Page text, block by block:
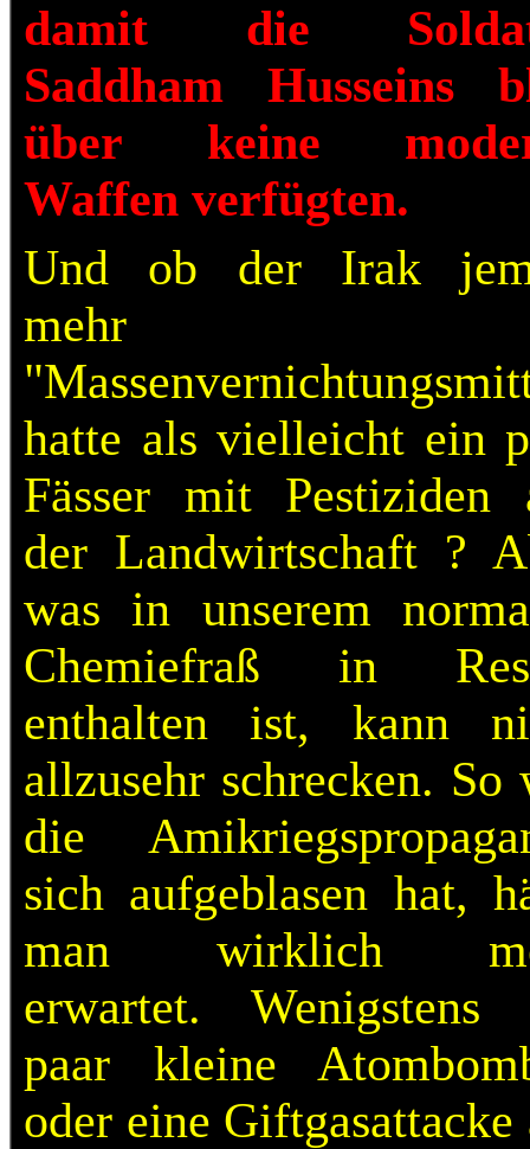
damit die
Saddham Husseins
über keine
Waffen verfügten.
Und ob der Irak
mehr
hatte als vielleicht ein
Fässer mit Pestiziden
der Landwirtschaft ?
was in unserem
Chemiefraß in
enthalten ist, kann
allzusehr schrecken. So
die
sich aufgeblasen hat,
man wirklich
erwartet. Wenigstens
paar kleine
oder eine Giftgasattacke